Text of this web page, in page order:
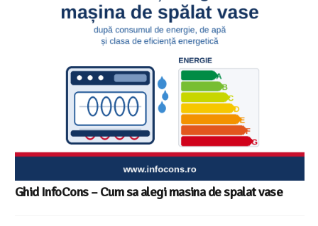
Ghid InfoCons – Cum sa alegi masina de spalat vase